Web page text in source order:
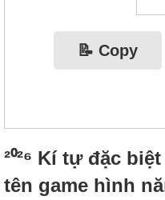
📝 Copy
²⁰²⁶ Kí tự đặc
tên game hình